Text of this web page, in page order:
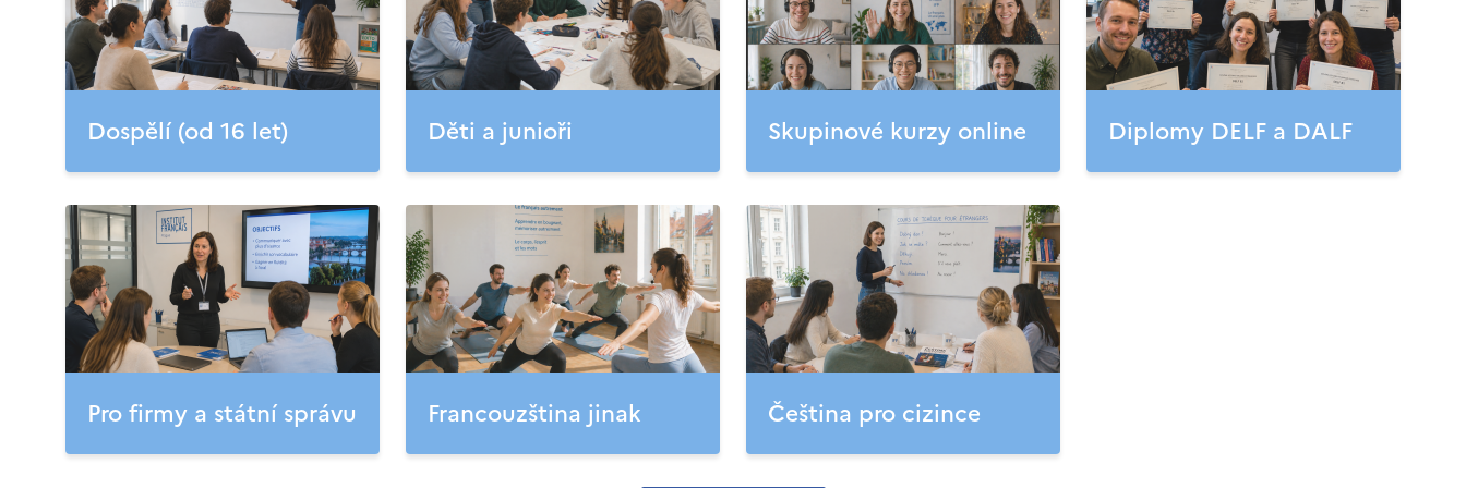
Dospělí (od 16 let) Děti a junioři Skupinové kurzy online Diplomy DELF a DALF
Pro firmy a státní správu Francouzština jinak Čeština pro cizince